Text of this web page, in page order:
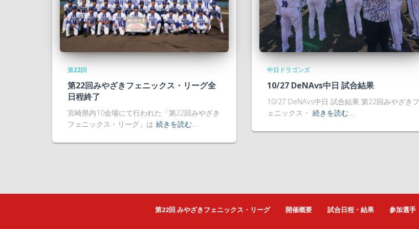
第22回
第22回みやざきフェニックス・リーグ全
日程終了
宮崎県内10会場にて行われた「第22回みやざき
フェニックス・リーグ」は 続きを読む…
中日ドラゴンズ
10/27 DeNAvs中日 試合結果
10/27 DeNAvs中日 試合結果 第22回みやざきフ
ェニックス・ 続きを読む…
第22回 みやざきフェニックス・リーグ 開催概要 試合日程・結果 参加選手